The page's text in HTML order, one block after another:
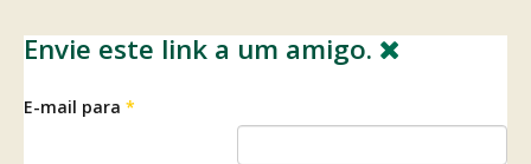
Envie este link a um amigo.
E-mail para *